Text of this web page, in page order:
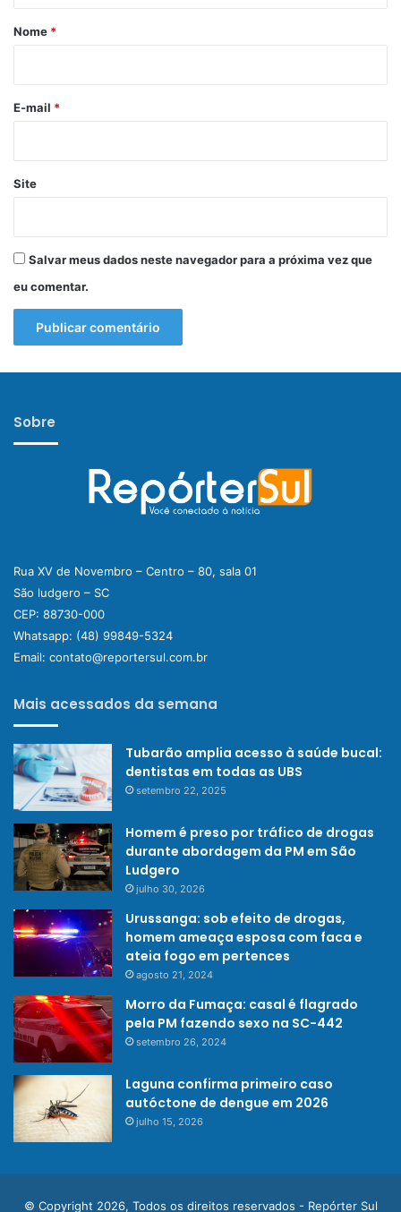
r
*
Nome *
E-mail *
Site
Salvar meus dados neste navegador para a próxima vez que
eu comentar.
Sobre
Rua XV de Novembro – Centro – 80, sala 01
São ludgero – SC
CEP: 88730-000
Whatsapp: (48) 99849-5324
Email: contato@reportersul.com.br
Mais acessados da semana
Tubarão amplia acesso à saúde bucal:
dentistas em todas as UBS
setembro 22, 2025
Homem é preso por tráfico de drogas
durante abordagem da PM em São
Ludgero
julho 30, 2026
Urussanga: sob efeito de drogas,
homem ameaça esposa com faca e
ateia fogo em pertences
agosto 21, 2024
Morro da Fumaça: casal é flagrado
pela PM fazendo sexo na SC-442
setembro 26, 2024
Laguna confirma primeiro caso
autóctone de dengue em 2026
julho 15, 2026
© Copyright 2026, Todos os direitos reservados - Repórter Sul